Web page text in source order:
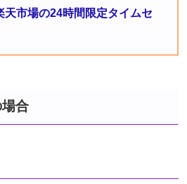
市場の24時間限定タイムセ
合